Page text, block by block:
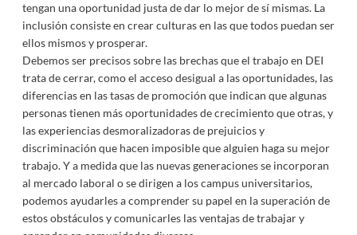
tengan una oportunidad justa de dar lo mejor de sí mismas. La
inclusión consiste en crear culturas en las que todos puedan ser
ellos mismos y prosperar.
Debemos ser precisos sobre las brechas que el trabajo en DEI
trata de cerrar, como el acceso desigual a las oportunidades, las
diferencias en las tasas de promoción que indican que algunas
personas tienen más oportunidades de crecimiento que otras, y
las experiencias desmoralizadoras de prejuicios y
discriminación que hacen imposible que alguien haga su mejor
trabajo. Y a medida que las nuevas generaciones se incorporan
al mercado laboral o se dirigen a los campus universitarios,
podemos ayudarles a comprender su papel en la superación de
estos obstáculos y comunicarles las ventajas de trabajar y